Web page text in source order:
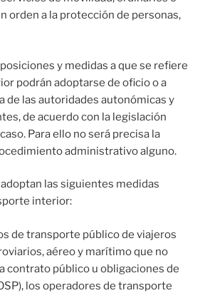
orden a la protección de personas,
y medidas a que se refiere
podrán adoptarse de oficio o a
de las autoridades autonómicas y
de acuerdo con la legislación
Para ello no será precisa la
administrativo alguno.
las siguientes medidas
interior:
de transporte público de viajeros
aéreo y marítimo que no
contrato público u obligaciones de
los operadores de transporte